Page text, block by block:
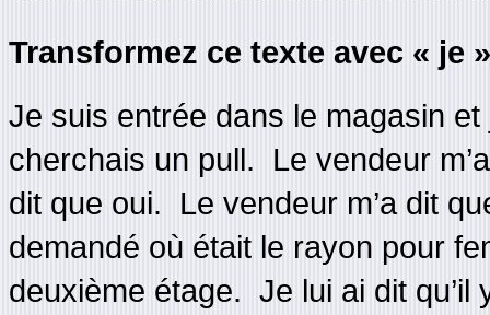
Transformez ce texte avec « je
Je suis entrée dans le magasin
cherchais un pull. Le vendeur
dit que oui. Le vendeur m’a dit
demandé où était le rayon pour
deuxième étage. Je lui ai dit